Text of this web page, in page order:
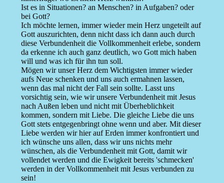
Ist es in Situationen? an Menschen? in Aufgaben? oder
bei Gott?
Ich möchte lernen, immer wieder mein Herz ungeteilt auf
Gott auszurichten, denn nicht dass ich dann auch durch
diese Verbundenheit die Vollkommenheit erlebe, sondern
da erkenne ich auch ganz deutlich, wo Gott mich haben
will und was ich für ihn tun soll.
Mögen wir unser Herz dem Wichtigsten immer wieder
aufs Neue schenken und uns auch ermahnen lassen,
wenn das mal nicht der Fall sein sollte. Lasst uns
vorsichtig sein, wie wir unsere Verbundenheit mit Jesus
nach Außen leben und nicht mit Überheblichkeit
kommen, sondern mit Liebe. Die gleiche Liebe die uns
Gott stets entgegenbringt ohne wenn und aber. Mit dieser
Liebe werden wir hier auf Erden immer konfrontiert und
ich wünsche uns allen, dass wir uns nichts mehr
wünschen, als die Verbundenheit mit Gott, damit wir
vollendet werden und die Ewigkeit bereits 'schmecken'
werden in der Vollkommenheit mit Jesus verbunden zu
sein!